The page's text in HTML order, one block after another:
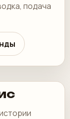
подача